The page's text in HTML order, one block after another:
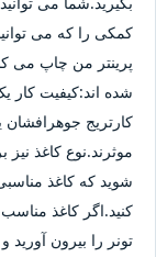
کمکی را که می
پرینتر من چاپ می
شده اند:کیفیت کار
کارتریج جوهرافشان
موثرند.نوع کاغذ
شوید که کاغذ
کنید.اگر کاغذ
تونر را بیرون